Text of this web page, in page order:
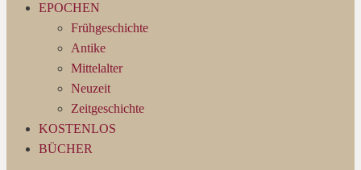
EPOCHEN
Frühgeschichte
Antike
Mittelalter
Neuzeit
Zeitgeschichte
KOSTENLOS
BÜCHER